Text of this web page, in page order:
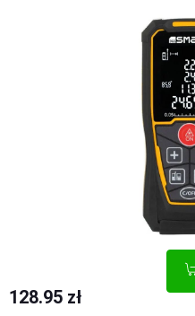
128.95 zł